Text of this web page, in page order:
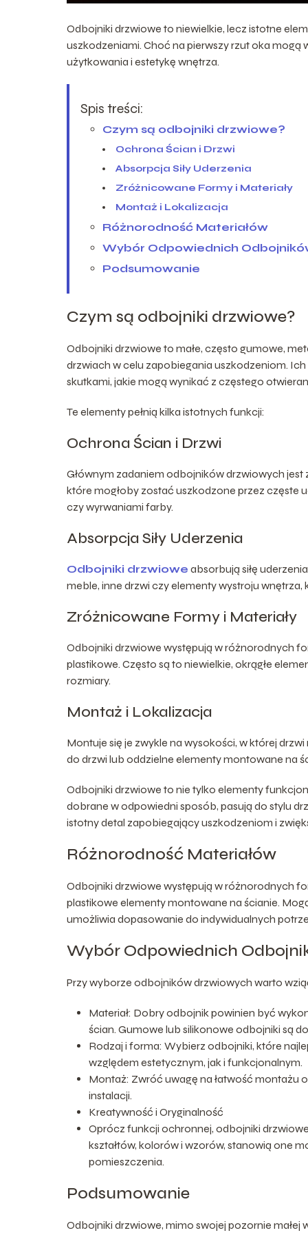
Odbojniki drzwiowe to niewielkie, lecz istotne
uszkodzeniami. Choć na pierwszy rzut oka
użytkowania i estetykę wnętrza.
Spis treści:
Czym są odbojniki drzwiowe?
Ochrona Ścian i Drzwi
Absorpcja Siły Uderzenia
Zróżnicowane Formy i Materiały
Montaż i Lokalizacja
Różnorodność Materiałów
Wybór Odpowiednich
Podsumowanie
Czym są odbojniki drzwiowe?
Odbojniki drzwiowe to małe, często gumowe,
drzwiach w celu zapobiegania uszkodzeniom.
skutkami, jakie mogą wynikać z częstego
Te elementy pełnią kilka istotnych funkcji:
Ochrona Ścian i Drzwi
Głównym zadaniem odbojników drzwiowych
które mogłoby zostać uszkodzone przez częste
czy wyrwaniami farby.
Absorpcja Siły Uderzenia
Odbojniki drzwiowe absorbują siłę
meble, inne drzwi czy elementy wystroju
Zróżnicowane Formy i Materiały
Odbojniki drzwiowe występują w różnorodnych
plastikowe. Często są to niewielkie, okrągłe
rozmiary.
Montaż i Lokalizacja
Montuje się je zwykle na wysokości, w której
do drzwi lub oddzielne elementy montowane na
Odbojniki drzwiowe to nie tylko elementy
dobrane w odpowiedni sposób, pasują do stylu
istotny detal zapobiegający uszkodzeniom i
Różnorodność Materiałów
Odbojniki drzwiowe występują w różnorodnych
plastikowe elementy montowane na ścianie.
umożliwia dopasowanie do indywidualnych
Wybór Odpowiednich
Przy wyborze odbojników drzwiowych warto
Materiał: Dobry odbojnik powinien być
ścian. Gumowe lub silikonowe odbojniki są
Rodzaj i forma: Wybierz odbojniki, które
względem estetycznym, jak i funkcjonalnym.
Montaż: Zwróć uwagę na łatwość montażu
instalacji.
Kreatywność i Oryginalność
Oprócz funkcji ochronnej, odbojniki
kształtów, kolorów i wzorów, stanowią one
pomieszczenia.
Podsumowanie
Odbojniki drzwiowe, mimo swojej pozornie